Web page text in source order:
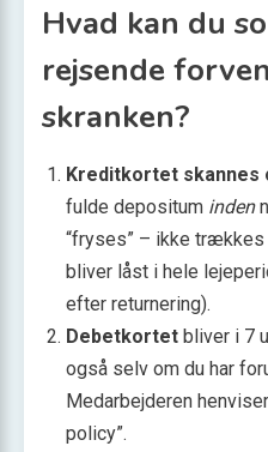
Hvad kan du
rejsende
skranken?
Kreditkortet skannes
fulde depositum inden
“fryses” – ikke
bliver låst i hele
efter returnering).
Debetkortet bliver i 7
også selv om du har
Medarbejderen
policy”.